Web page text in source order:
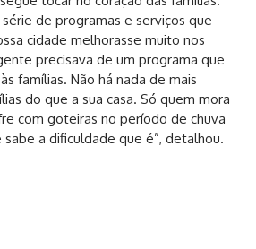
de programas e serviços que
cidade melhorasse muito nos
precisava de um programa que
famílias. Não há nada de mais
do que a sua casa. Só quem mora
com goteiras no período de chuva
a dificuldade que é”, detalhou.